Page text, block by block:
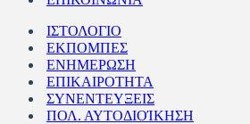
ΙΣΤΟΛΟΓΙΟ
ΕΚΠΟΜΠΕΣ
ΕΝΗΜΕΡΩΣΗ
ΕΠΙΚΑΙΡΟΤΗΤΑ
ΣΥΝΕΝΤΕΥΞΕΙΣ
ΠΟΛ. ΑΥΤΟΔΙΟΊΚΗΣΗ